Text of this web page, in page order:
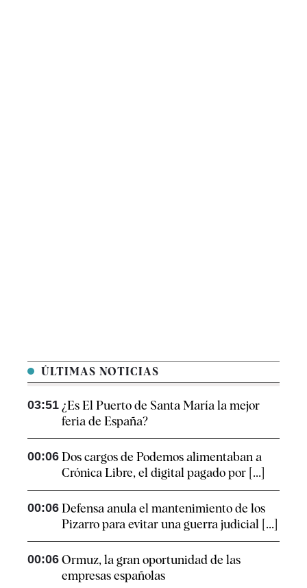
ÚLTIMAS NOTICIAS
03:51 ¿Es El Puerto de Santa María la mejor
feria de España?
00:06 Dos cargos de Podemos alimentaban a
Crónica Libre, el digital pagado por [...]
00:06 Defensa anula el mantenimiento de los
Pizarro para evitar una guerra judicial [...]
00:06 Ormuz, la gran oportunidad de las
empresas españolas